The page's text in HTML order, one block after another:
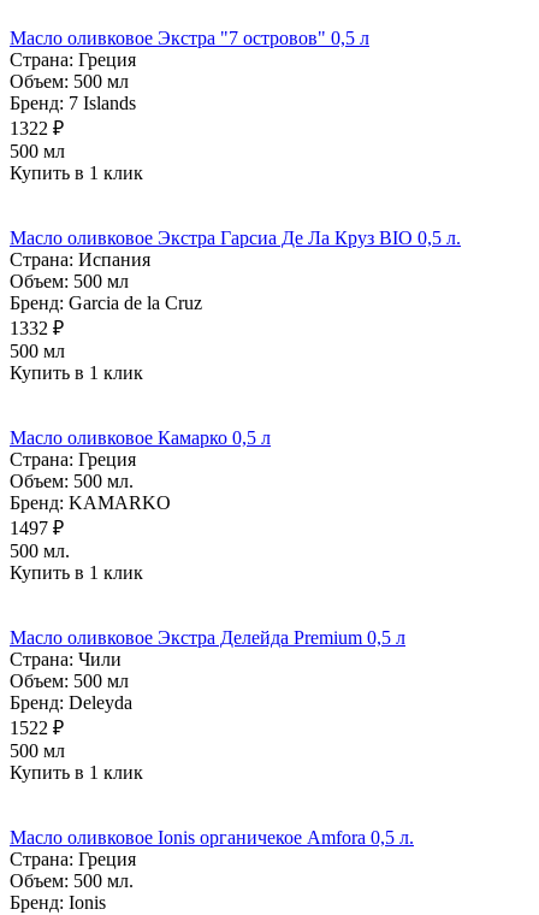
Масло оливковое Экстра "7 островов" 0,5 л
Страна: Греция
Объем: 500 мл
Бренд: 7 Islands
1322 ₽
500 мл
Купить в 1 клик
Масло оливковое Экстра Гарсиа Де Ла Круз BIO 0,5 л.
Страна: Испания
Объем: 500 мл
Бренд: Garcia de la Cruz
1332 ₽
500 мл
Купить в 1 клик
Масло оливковое Камарко 0,5 л
Страна: Греция
Объем: 500 мл.
Бренд: KAMARKO
1497 ₽
500 мл.
Купить в 1 клик
Масло оливковое Экстра Делейда Premium 0,5 л
Страна: Чили
Объем: 500 мл
Бренд: Deleyda
1522 ₽
500 мл
Купить в 1 клик
Масло оливковое Ionis органичекое Amfora 0,5 л.
Страна: Греция
Объем: 500 мл.
Бренд: Ionis